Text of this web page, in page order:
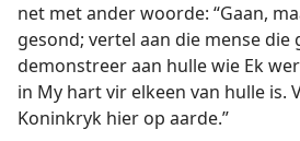
net met ander woorde: “Gaan,
gesond; vertel aan die mense die
demonstreer aan hulle wie Ek
in My hart vir elkeen van hulle is.
Koninkryk hier op aarde.”